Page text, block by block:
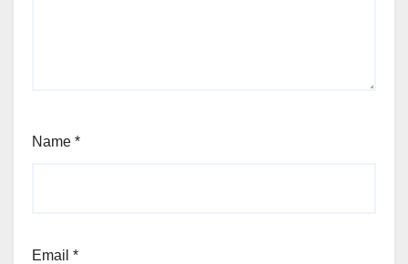
Name *
Email *